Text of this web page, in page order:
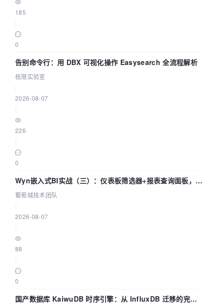
185
0
告别命令行：用 DBX 可视化操作 Easysearch 全流程解析
极限实验室
2026-08-07
226
0
Wyn嵌入式BI实战（三）：仪表板筛选器+报表查询面板，参
数联动全闭环
葡萄城技术团队
2026-08-07
88
0
国产数据库 KaiwuDB 时序引擎：从 InfluxDB 迁移的完整